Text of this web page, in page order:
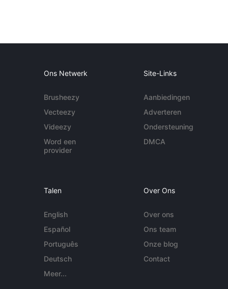
Ons Netwerk
Brusheezy
Vecteezy
Videezy
Word een
provider
Site-Links
Aanbiedingen
Adverteren
Ondersteuning
DMCA
Talen
English
Español
Português
Deutsch
Meer...
Over Ons
Over ons
Ons team
Onze blog
Contact